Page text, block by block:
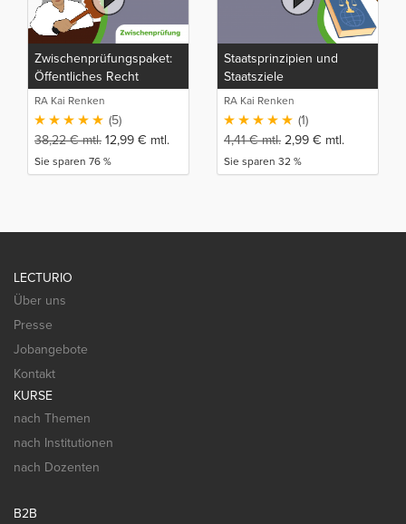
Zwischenprüfungspaket:
Öffentliches Recht
RA Kai Renken
(5)
38,22€mtl. 12,99 € mtl.
Sie sparen 76 %
Staatsprinzipien und
Staatsziele
RA Kai Renken
(1)
4,41€mtl. 2,99 € mtl.
Sie sparen 32 %
LECTURIO
Über uns
Presse
Jobangebote
Kontakt
KURSE
nach Themen
nach Institutionen
nach Dozenten
B2B